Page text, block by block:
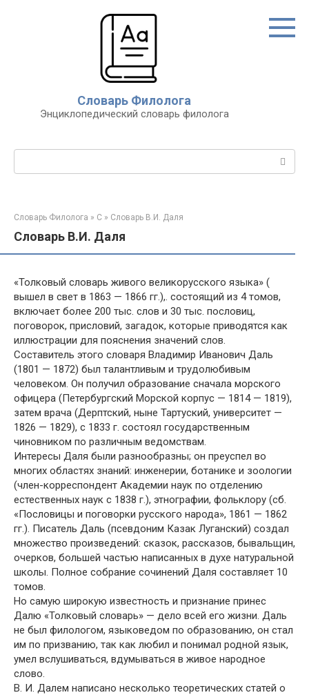
Словарь Филолога
Энциклопедический словарь филолога
Словарь Филолога » С » Словарь В.И. Даля
Словарь В.И. Даля
«Толковый словарь живого великорусского языка» (
вышел в свет в 1863 — 1866 гг.),. состоящий из 4 томов,
включает более 200 тыс. слов и 30 тыс. пословиц,
поговорок, присловий, загадок, которые приводятся как
иллюстрации для пояснения значений слов.
Составитель этого словаря Владимир Иванович Даль
(1801 — 1872) был талантливым и трудолюбивым
человеком. Он получил образование сначала морского
офицера (Петербургский Морской корпус — 1814 — 1819),
затем врача (Дерптский, ныне Тартуский, университет —
1826 — 1829), с 1833 г. состоял государственным
чиновником по различным ведомствам.
Интересы Даля были разнообразны; он преуспел во
многих областях знаний: инженерии, ботанике и зоологии
(член-корреспондент Академии наук по отделению
естественных наук с 1838 г.), этнографии, фольклору (сб.
«Пословицы и поговорки русского народа», 1861 — 1862
гг.). Писатель Даль (псевдоним Казак Луганский) создал
множество произведений: сказок, рассказов, бывальщин,
очерков, большей частью написанных в духе натуральной
школы. Полное собрание сочинений Даля составляет 10
томов.
Но самую широкую известность и признание принес
Далю «Толковый словарь» — дело всей его жизни. Даль
не был филологом, языковедом по образованию, он стал
им по призванию, так как любил и понимал родной язык,
умел вслушиваться, вдумываться в живое народное
слово.
В. И. Далем написано несколько теоретических статей о